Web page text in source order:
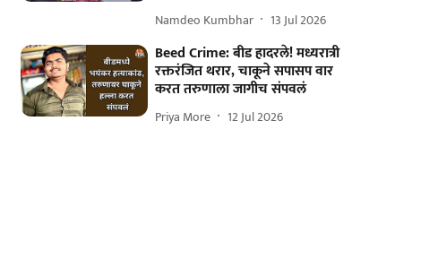
Namdeo Kumbhar 13 Jul 2026
Beed Crime: बीड हादरले! मध्यरात्री
रक्तरंजित थरार, चाकूने सपासप वार
करत तरुणाला जागीच संपवलं
Priya More 12 Jul 2026